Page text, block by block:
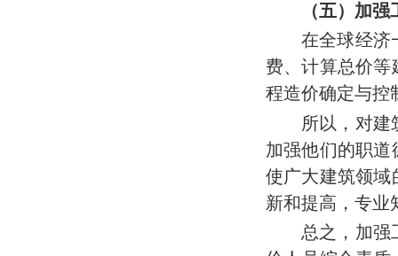
（五）加
在全球经济
费、计算总价
程造价确定与控
所以，对
加强他们的职
使广大建筑领域
新和提高，专业
总之，加强